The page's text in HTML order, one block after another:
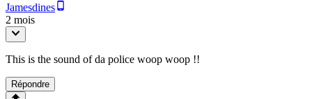
Jamesdines
2 mois
This is the sound of da police woop woop !!
Répondre